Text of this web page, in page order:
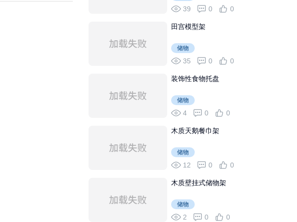
39 0 0
田宫模型架
储物
35 0 0
装饰性食物托盘
储物
4 0 0
木质天鹅餐巾架
储物
12 0 0
木质壁挂式储物架
储物
2 0 0